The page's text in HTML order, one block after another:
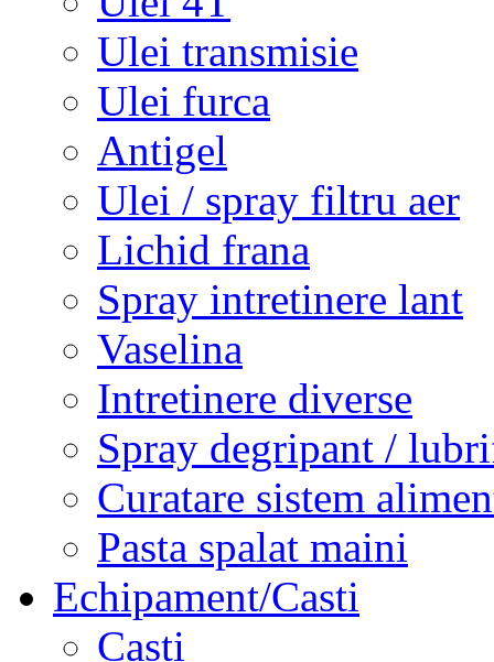
Ulei transmisie
Ulei furca
Antigel
Ulei / spray filtru aer
Lichid frana
Spray intretinere lant
Vaselina
Intretinere diverse
Spray degripant /
Curatare sistem
Pasta spalat maini
Echipament/Casti
Casti